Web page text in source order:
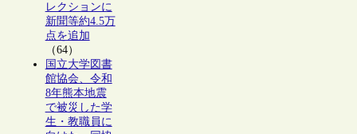
レクションに
新聞等約4.5万
点を追加
（64）
国立大学図書
館協会、令和
8年熊本地震
で被災した学
生・教職員に